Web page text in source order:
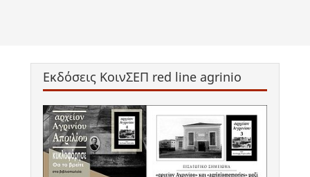
Εκδόσεις ΚοινΣΕΠ red line agrinio